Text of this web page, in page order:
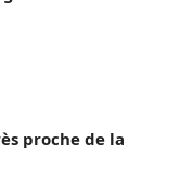
proche de la